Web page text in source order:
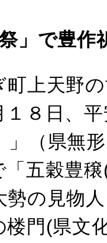
」で豊作
上天野
８日、
」（県無
「五穀豊
勢の見物
楼門(県文